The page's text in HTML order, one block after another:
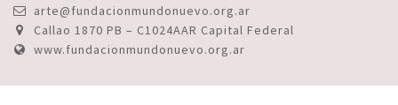
arte@fundacionmundonuevo.org.ar
Callao 1870 PB – C1024AAR Capital Federal
www.fundacionmundonuevo.org.ar